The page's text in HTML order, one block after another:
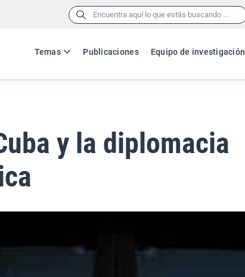
Buscar:
Temas Publicaciones Equipo de investigación
y la diplomacia